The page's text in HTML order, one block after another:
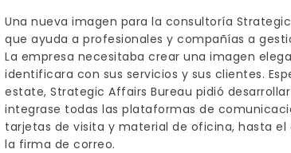
Una nueva imagen para la consultoría
que ayuda a profesionales y compañías a
La empresa necesitaba crear una imagen
identificara con sus servicios y sus clientes.
estate, Strategic Affairs Bureau pidió
integrase todas las plataformas de
tarjetas de visita y material de oficina, hasta el
la firma de correo.